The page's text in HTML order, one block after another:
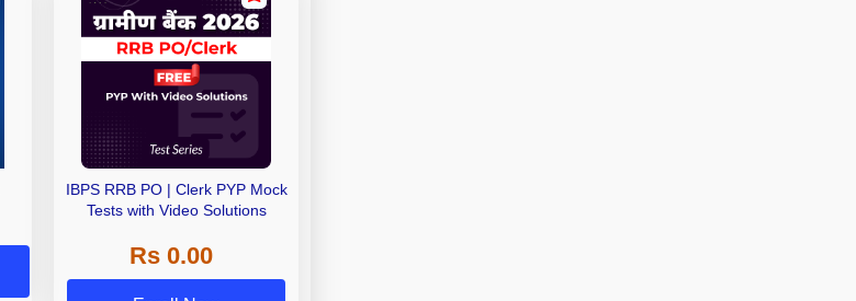
IBPS RRB PO | Clerk PYP Mock
Tests with Video Solutions
Rs 0.00